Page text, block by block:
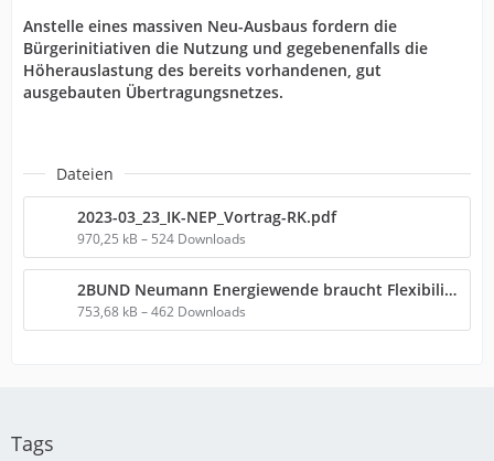
Anstelle eines massiven Neu-Ausbaus fordern die
Bürgerinitiativen die Nutzung und gegebenenfalls die
Höherauslastung des bereits vorhandenen, gut
ausgebauten Übertragungsnetzes.
Dateien
2023-03_23_IK-NEP_Vortrag-RK.pdf
970,25 kB – 524 Downloads
2BUND Neumann Energiewende braucht Flexibilität und Dezentralität 23 03 2023.pdf
753,68 kB – 462 Downloads
Tags